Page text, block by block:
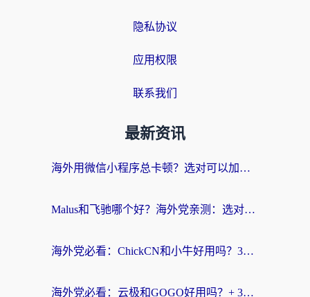
隐私协议
应用权限
联系我们
最新资讯
海外用微信小程序总卡顿？选对可以加速微信小程序的加速器就够了（含老挝可用&Mac端推荐）
Malus和飞驰哪个好？海外党亲测：选对回国加速器才能无缝刷剧玩国服
海外党必看：ChickCN和小牛好用吗？3招教你选对回国加速器无缝刷国内资源
海外党必看：云极和GOGO好用吗？+ 3步选对回国加速器，流畅看CCTV5海外直播